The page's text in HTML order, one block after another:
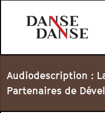
Audiodescription :
Partenaires de